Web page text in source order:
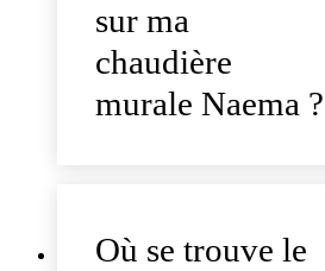
sur ma
chaudière
murale Naema ?
Où se trouve le